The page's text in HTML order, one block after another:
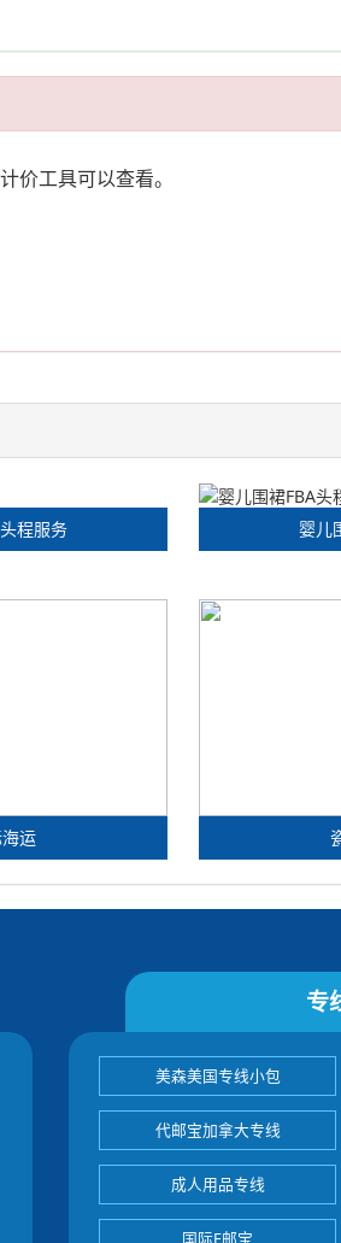
价工具可以查看。
程服务 婴儿
运
专
美森美国专线小包
代邮宝加拿大专线
成人用品专线
国际E邮宝